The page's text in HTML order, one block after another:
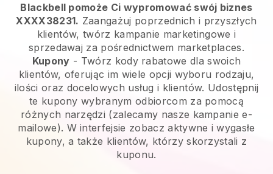
Blackbell pomoże Ci wypromować swój biznes
XXXX38231. Zaangażuj poprzednich i przyszłych
klientów, twórz kampanie marketingowe i
sprzedawaj za pośrednictwem marketplaces.
Kupony - Twórz kody rabatowe dla swoich
klientów, oferując im wiele opcji wyboru rodzaju,
ilości oraz docelowych usług i klientów. Udostępnij
te kupony wybranym odbiorcom za pomocą
różnych narzędzi (zalecamy nasze kampanie e-
mailowe). W interfejsie zobacz aktywne i wygasłe
kupony, a także klientów, którzy skorzystali z
kuponu.